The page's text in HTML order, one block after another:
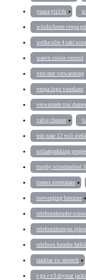
yuasa ytz14s
windscherm vespa
welke olie 4 takt
waeco cruise control
vest met verwarming
vespa logo voorkant
verwarmde trui dames
valve cleaner
usb naar 12 volt
uitlaatpakking
trophy scootmobiel
tomos streetmate
toevoeging benzine
telefoonhouder
telefoonhoesjes
telefoon houder
tanktas sw motech
t-gp r v3 drystar